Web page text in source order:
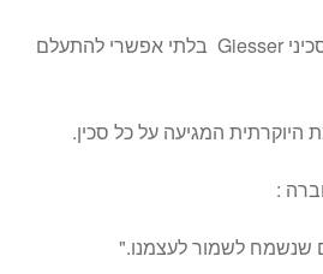
מעבר לאיכות והדיוק של סכיני Giesser בלתי אפשרי להתעלם
היוקרתית המגיעה על כל סכין.
:
שנשמח לשמור לעצמנו."